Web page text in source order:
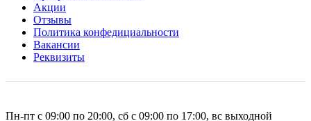
Акции
Отзывы
Политика конфедициальности
Вакансии
Реквизиты
Пн-пт с 09:00 по 20:00, сб с 09:00 по 17:00, вс выходной